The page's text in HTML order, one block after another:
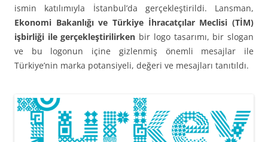
ismin katılımıyla İstanbul’da gerçekleştirildi. Lansman,
Ekonomi Bakanlığı ve Türkiye İhracatçılar Meclisi (TİM)
işbirliği ile gerçekleştirilirken bir logo tasarımı, bir slogan
ve bu logonun içine gizlenmiş önemli mesajlar ile
Türkiye’nin marka potansiyeli, değeri ve mesajları tanıtıldı.